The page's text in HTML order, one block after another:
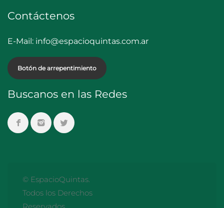
Contáctenos
E-Mail: info@espacioquintas.com.ar
Botón de arrepentimiento
Buscanos en las Redes
© EspacioQuintas.
Todos los Derechos